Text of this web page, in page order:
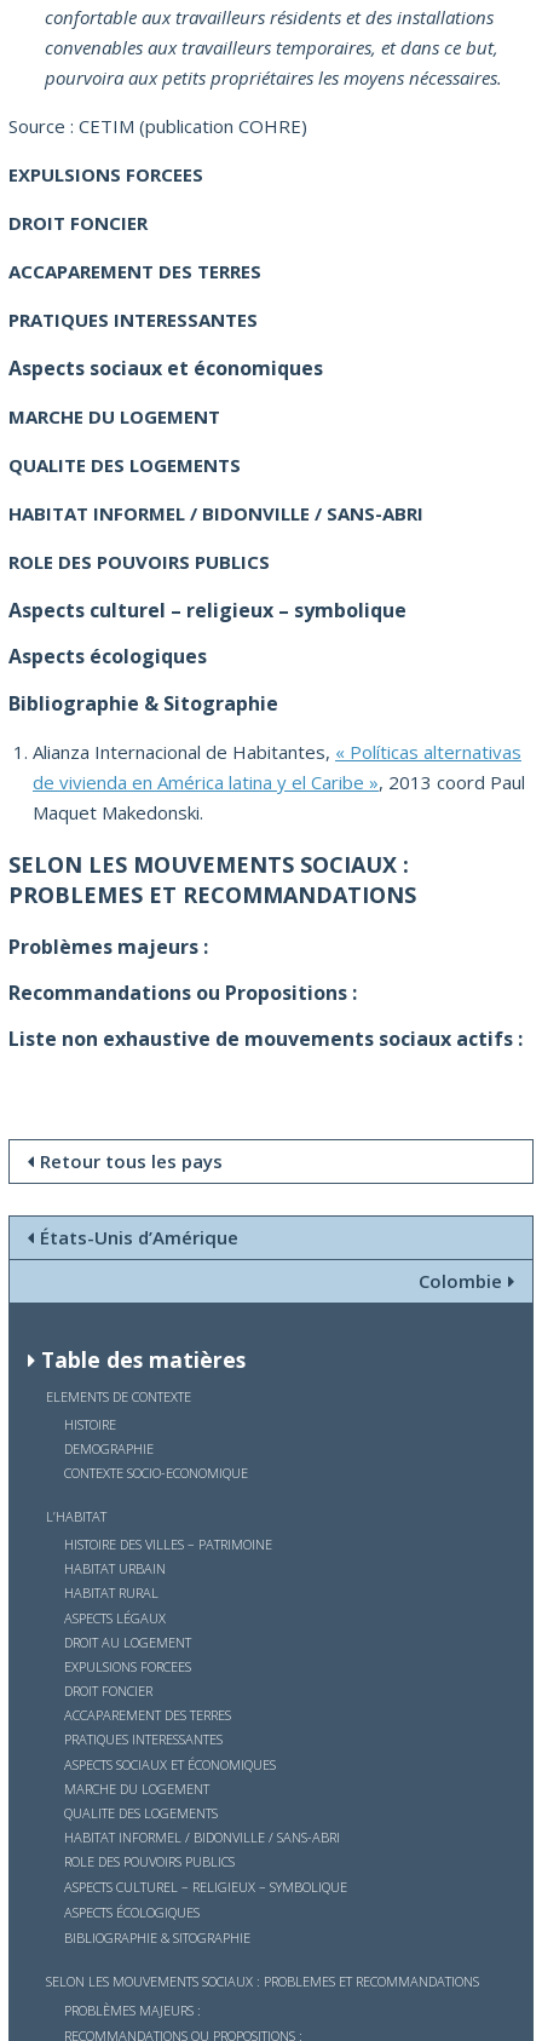
confortable aux travailleurs résidents et des installations
convenables aux travailleurs temporaires, et dans ce but,
pourvoira aux petits propriétaires les moyens nécessaires.
Source : CETIM (publication COHRE)
EXPULSIONS FORCEES
DROIT FONCIER
ACCAPAREMENT DES TERRES
PRATIQUES INTERESSANTES
Aspects sociaux et économiques
MARCHE DU LOGEMENT
QUALITE DES LOGEMENTS
HABITAT INFORMEL / BIDONVILLE / SANS-ABRI
ROLE DES POUVOIRS PUBLICS
Aspects culturel – religieux – symbolique
Aspects écologiques
Bibliographie & Sitographie
Alianza Internacional de Habitantes, « Políticas alternativas
de vivienda en América latina y el Caribe », 2013 coord Paul
Maquet Makedonski.
SELON LES MOUVEMENTS SOCIAUX :
PROBLEMES ET RECOMMANDATIONS
Problèmes majeurs :
Recommandations ou Propositions :
Liste non exhaustive de mouvements sociaux actifs :
Retour tous les pays
États-Unis d’Amérique
Colombie
Table des matières
ELEMENTS DE CONTEXTE
HISTOIRE
DEMOGRAPHIE
CONTEXTE SOCIO-ECONOMIQUE
L’HABITAT
HISTOIRE DES VILLES – PATRIMOINE
HABITAT URBAIN
HABITAT RURAL
ASPECTS LÉGAUX
DROIT AU LOGEMENT
EXPULSIONS FORCEES
DROIT FONCIER
ACCAPAREMENT DES TERRES
PRATIQUES INTERESSANTES
ASPECTS SOCIAUX ET ÉCONOMIQUES
MARCHE DU LOGEMENT
QUALITE DES LOGEMENTS
HABITAT INFORMEL / BIDONVILLE / SANS-ABRI
ROLE DES POUVOIRS PUBLICS
ASPECTS CULTUREL – RELIGIEUX – SYMBOLIQUE
ASPECTS ÉCOLOGIQUES
BIBLIOGRAPHIE & SITOGRAPHIE
SELON LES MOUVEMENTS SOCIAUX : PROBLEMES ET RECOMMANDATIONS
PROBLÈMES MAJEURS :
RECOMMANDATIONS OU PROPOSITIONS :